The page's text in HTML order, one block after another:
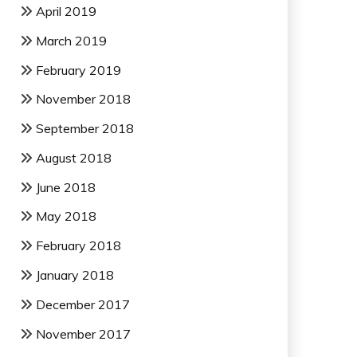
April 2019
March 2019
February 2019
November 2018
September 2018
August 2018
June 2018
May 2018
February 2018
January 2018
December 2017
November 2017